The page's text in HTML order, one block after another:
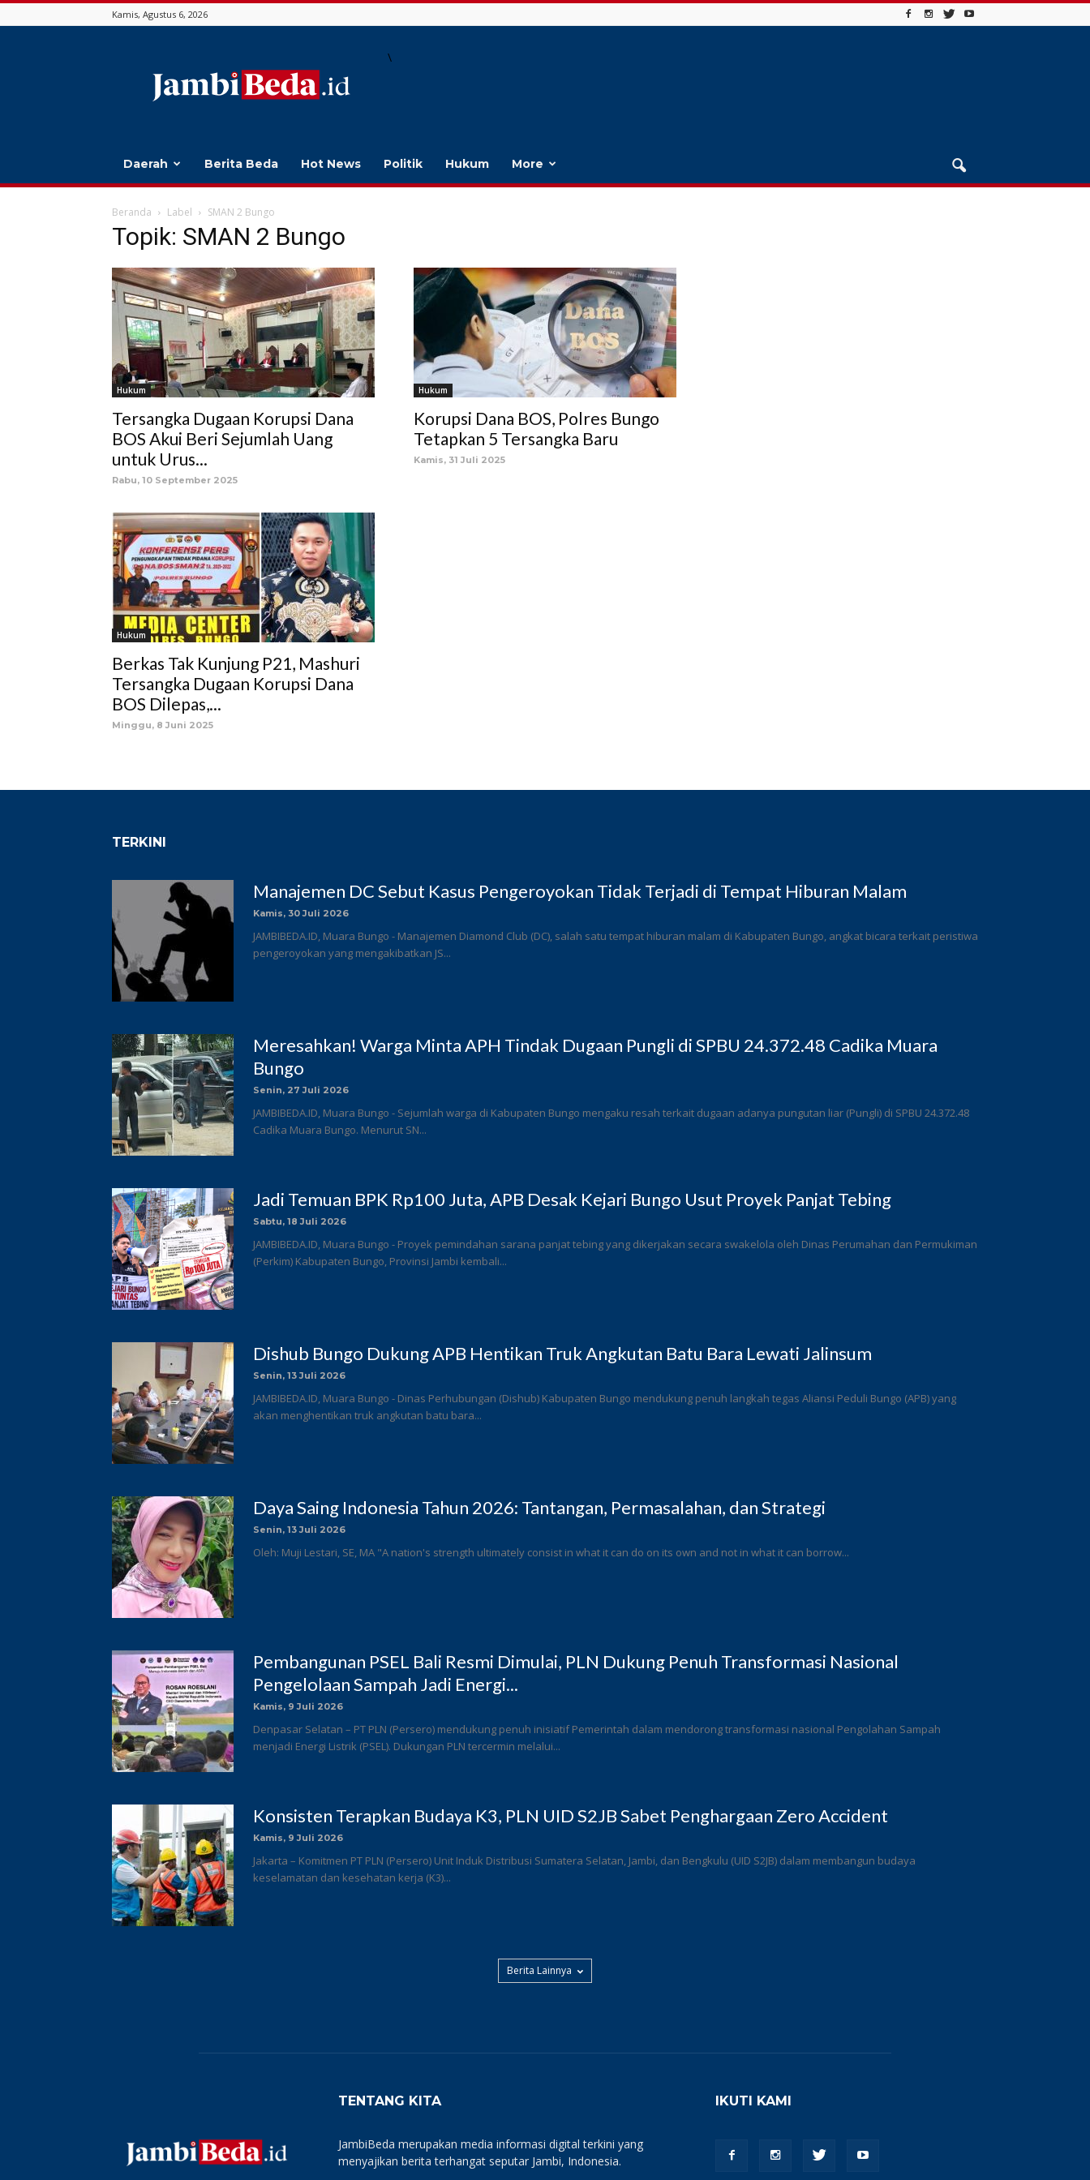
Kamis, Agustus 6, 2026
Beda
\
Daerah Berita Beda Hot News Politik Hukum More
Beranda Label SMAN 2 Bungo
Topik: SMAN 2 Bungo
Hukum
Tersangka Dugaan Korupsi Dana
BOS Akui Beri Sejumlah Uang
untuk Urus...
Rabu, 10 September 2025
Hukum
Korupsi Dana BOS, Polres Bungo
Tetapkan 5 Tersangka Baru
Kamis, 31 Juli 2025
Hukum
Berkas Tak Kunjung P21, Mashuri
Tersangka Dugaan Korupsi Dana
BOS Dilepas,...
Minggu, 8 Juni 2025
TERKINI
Manajemen DC Sebut Kasus Pengeroyokan Tidak Terjadi di Tempat Hiburan Malam
Kamis, 30 Juli 2026
JAMBIBEDA.ID, Muara Bungo - Manajemen Diamond Club (DC), salah satu tempat hiburan malam di Kabupaten Bungo, angkat bicara terkait peristiwa
pengeroyokan yang mengakibatkan JS...
Meresahkan! Warga Minta APH Tindak Dugaan Pungli di SPBU 24.372.48 Cadika Muara
Bungo
Senin, 27 Juli 2026
JAMBIBEDA.ID, Muara Bungo - Sejumlah warga di Kabupaten Bungo mengaku resah terkait dugaan adanya pungutan liar (Pungli) di SPBU 24.372.48
Cadika Muara Bungo. Menurut SN...
Jadi Temuan BPK Rp100 Juta, APB Desak Kejari Bungo Usut Proyek Panjat Tebing
Sabtu, 18 Juli 2026
JAMBIBEDA.ID, Muara Bungo - Proyek pemindahan sarana panjat tebing yang dikerjakan secara swakelola oleh Dinas Perumahan dan Permukiman
(Perkim) Kabupaten Bungo, Provinsi Jambi kembali...
Dishub Bungo Dukung APB Hentikan Truk Angkutan Batu Bara Lewati Jalinsum
Senin, 13 Juli 2026
JAMBIBEDA.ID, Muara Bungo - Dinas Perhubungan (Dishub) Kabupaten Bungo mendukung penuh langkah tegas Aliansi Peduli Bungo (APB) yang
akan menghentikan truk angkutan batu bara...
Daya Saing Indonesia Tahun 2026: Tantangan, Permasalahan, dan Strategi
Senin, 13 Juli 2026
Oleh: Muji Lestari, SE, MA "A nation's strength ultimately consist in what it can do on its own and not in what it can borrow...
Pembangunan PSEL Bali Resmi Dimulai, PLN Dukung Penuh Transformasi Nasional
Pengelolaan Sampah Jadi Energi...
Kamis, 9 Juli 2026
Denpasar Selatan – PT PLN (Persero) mendukung penuh inisiatif Pemerintah dalam mendorong transformasi nasional Pengolahan Sampah
menjadi Energi Listrik (PSEL). Dukungan PLN tercermin melalui...
Konsisten Terapkan Budaya K3, PLN UID S2JB Sabet Penghargaan Zero Accident
Kamis, 9 Juli 2026
Jakarta – Komitmen PT PLN (Persero) Unit Induk Distribusi Sumatera Selatan, Jambi, dan Bengkulu (UID S2JB) dalam membangun budaya
keselamatan dan kesehatan kerja (K3)...
Berita Lainnya
TENTANG KITA
JambiBeda merupakan media informasi digital terkini yang
menyajikan berita terhangat seputar Jambi, Indonesia.
IKUTI KAMI